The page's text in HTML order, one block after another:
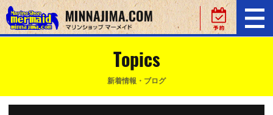
Topics
新着情報・ブログ